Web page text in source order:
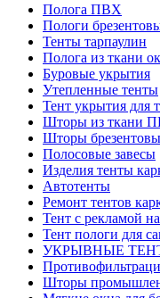
Полога ПВХ
Пологи
Тенты тарпаулин
Полога из ткани
Буровые укрытия
Утепленные тенты
Тент укрытия
Шторы из ткани
Шторы
Полосовые завесы
Изделия тенты
Автотенты
Ремонт тентов
Тент с рекламой
Тент пологи для
УКРЫВНЫЕ
Шторы